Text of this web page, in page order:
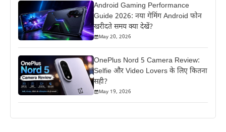
Android Gaming Performance
Guide 2026: नया गेमिंग Android फोन
खरीदते समय क्या देखें?
May 20, 2026
OnePlus Nord 5 Camera Review:
Selfie और Video Lovers के लिए कितना
सही?
May 19, 2026